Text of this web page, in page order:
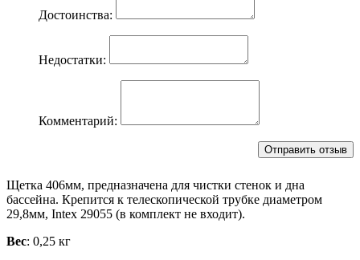
Достоинства:
Недостатки:
Комментарий:
Щетка 406мм, предназначена для чистки стенок и дна
бассейна. Крепится к телескопической трубке диаметром
29,8мм, Intex 29055 (в комплект не входит).
Вес: 0,25 кг